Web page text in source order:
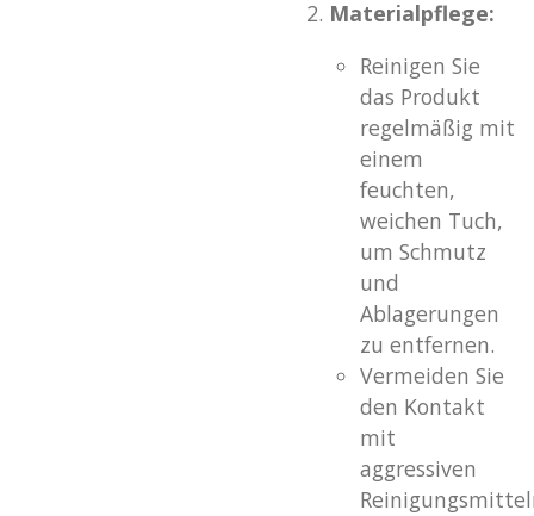
Materialpflege:
Reinigen Sie
das Produkt
regelmäßig mit
einem
feuchten,
weichen Tuch,
um Schmutz
und
Ablagerungen
zu entfernen.
Vermeiden Sie
den Kontakt
mit
aggressiven